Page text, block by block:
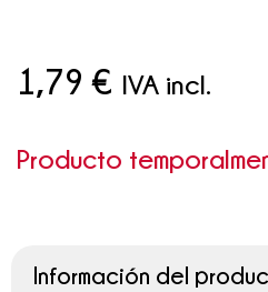
1,79€ IVA incl.
Producto
Información del